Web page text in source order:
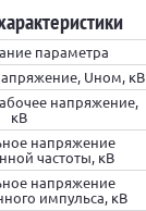
параметра
Uном, кВ
напряжение,
кВ
напряжение
частоты, кВ
напряжение
импульса, кВ